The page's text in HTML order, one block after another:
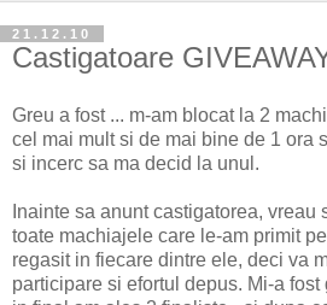
21.12.10
Castigatoare
Greu a fost ... m-am blocat la 2
cel mai mult si de mai bine de 1 ora
si incerc sa ma decid la unul.
Inainte sa anunt castigatorea, vreau
toate machiajele care le-am primit
regasit in fiecare dintre ele, deci va
participare si efortul depus. Mi-a